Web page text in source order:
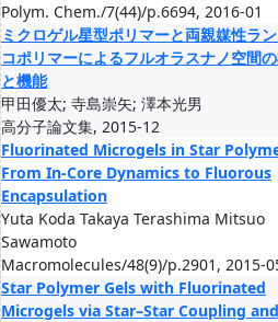
Polym. Chem./7(44)/p.6694, 2016-01
ミクロゲル星型ポリマーと両親媒性ラ
コポリマーによるフルオラスナノ空間
と機能
甲田優太; 寺島崇矢; 澤本光男
高分子論文集, 2015-12
Fluorinated Microgels in Star
From In-Core Dynamics to Fluorous
Encapsulation
Yuta Koda Takaya Terashima Mitsuo
Sawamoto
Macromolecules/48(9)/p.2901, 2015-
Star Polymer Gels with Fluorinated
Microgels via Star–Star Coupling and